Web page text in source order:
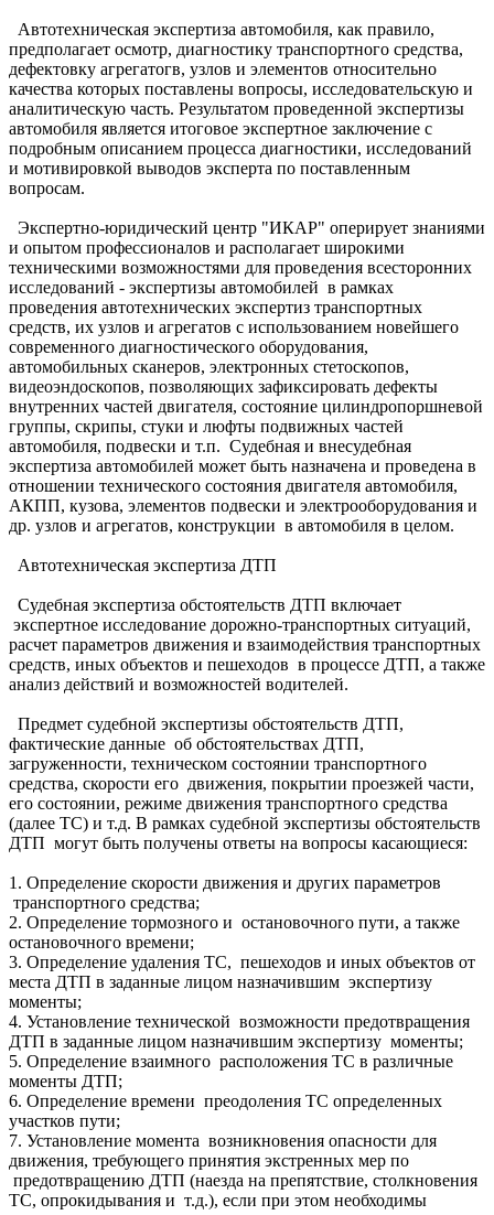
Автотехническая экспертиза автомобиля, как правило,
предполагает осмотр, диагностику транспортного средства,
дефектовку агрегатогв, узлов и элементов относительно
качества которых поставлены вопросы, исследовательскую и
аналитическую часть. Результатом проведенной экспертизы
автомобиля является итоговое экспертное заключение с
подробным описанием процесса диагностики, исследований
и мотивировкой выводов эксперта по поставленным
вопросам.
Экспертно-юридический центр "ИКАР" оперирует знаниями
и опытом профессионалов и располагает широкими
техническими возможностями для проведения всесторонних
исследований - экспертизы автомобилей в рамках
проведения автотехнических экспертиз транспортных
средств, их узлов и агрегатов с использованием новейшего
современного диагностического оборудования,
автомобильных сканеров, электронных стетоскопов,
видеоэндоскопов, позволяющих зафиксировать дефекты
внутренних частей двигателя, состояние цилиндропоршневой
группы, скрипы, стуки и люфты подвижных частей
автомобиля, подвески и т.п. Судебная и внесудебная
экспертиза автомобилей может быть назначена и проведена в
отношении технического состояния двигателя автомобиля,
АКПП, кузова, элементов подвески и электрооборудования и
др. узлов и агрегатов, конструкции в автомобиля в целом.
Автотехническая экспертиза ДТП
Судебная экспертиза обстоятельств ДТП включает
экспертное исследование дорожно-транспортных ситуаций,
расчет параметров движения и взаимодействия транспортных
средств, иных объектов и пешеходов в процессе ДТП, а также
анализ действий и возможностей водителей.
Предмет судебной экспертизы обстоятельств ДТП,
фактические данные об обстоятельствах ДТП,
загруженности, техническом состоянии транспортного
средства, скорости его движения, покрытии проезжей части,
его состоянии, режиме движения транспортного средства
(далее ТС) и т.д. В рамках судебной экспертизы обстоятельств
ДТП могут быть получены ответы на вопросы касающиеся:
1. Определение скорости движения и других параметров
транспортного средства;
2. Определение тормозного и остановочного пути, а также
остановочного времени;
3. Определение удаления ТС, пешеходов и иных объектов от
места ДТП в заданные лицом назначившим экспертизу
моменты;
4. Установление технической возможности предотвращения
ДТП в заданные лицом назначившим экспертизу моменты;
5. Определение взаимного расположения ТС в различные
моменты ДТП;
6. Определение времени преодоления ТС определенных
участков пути;
7. Установление момента возникновения опасности для
движения, требующего принятия экстренных мер по
предотвращению ДТП (наезда на препятствие, столкновения
ТС, опрокидывания и т.д.), если при этом необходимы